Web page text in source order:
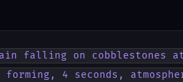
falling on cobblestones
4 seconds,